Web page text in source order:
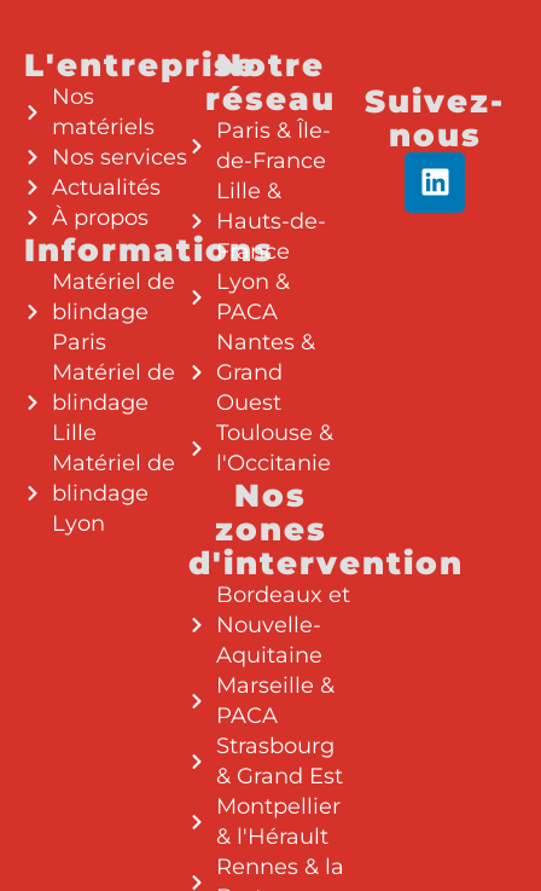
L'entreprise
Nos
matériels
Nos services
Actualités
À propos
Informations
Matériel de
blindage
Paris
Matériel de
blindage
Lille
Matériel de
blindage
Lyon
Notre
réseau
Paris & Île-
de-France
Lille &
Hauts-de-
France
Lyon &
PACA
Nantes &
Grand
Ouest
Toulouse &
l'Occitanie
Nos
zones
d'intervention
Bordeaux et
Nouvelle-
Aquitaine
Marseille &
PACA
Strasbourg
& Grand Est
Montpellier
& l'Hérault
Rennes & la
Suivez-
nous